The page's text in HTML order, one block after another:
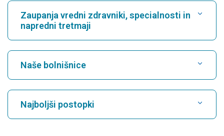
Zaupanja vredni zdravniki, specialnosti in
napredni tretmaji
Poišči bolnišnico
Poiščite kardiologa
Naše bolnišnice
Najboljši postopki